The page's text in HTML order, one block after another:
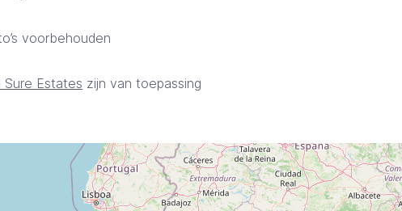
voorbehouden
Sure Estates zijn van toepassing